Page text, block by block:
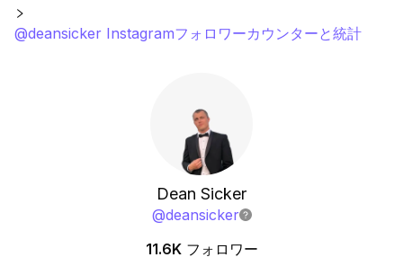
@deansicker Instagramフォロワーカウンターと統計
Dean Sicker
@deansicker
11.6K フォロワー